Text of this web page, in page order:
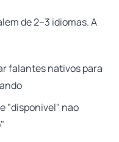
de 2–3 idiomas. A
falantes nativos para
"disponivel" nao